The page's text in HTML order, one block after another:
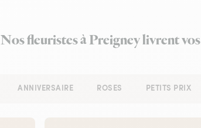
Nos fleuristes à Preigney livrent
ANNIVERSAIRE ROSES PETITS PRIX